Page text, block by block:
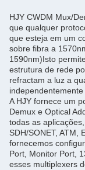
HJY CWDM Mux/
que qualquer
que esteja em um
sobre fibra a
1590nm)Isto
estrutura de rede
refractam a luz a
A HJY fornece um
Demux e Optical
todas as
SDH/SONET, ATM,
fornecemos
Port, Monitor Port,
esses multiplexers